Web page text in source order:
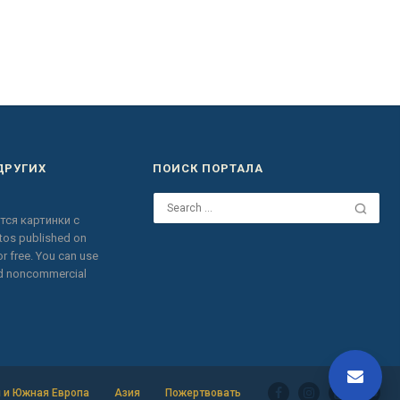
картинки с
published on
free.You can use
noncommercial
ПОИСК ПОРТАЛА
и Южная Европа Азия Пожертвовать